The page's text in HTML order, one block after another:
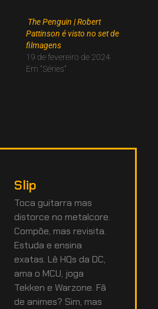
The Penguin | Robert
Pattinson é visto no set de
filmagens
19 de fevereiro de 2024
Em "Séries"
Slip
Toca guitarra mas
distorce no metalcore.
Compõe, mas revisita.
Estuda e ensina
exatas. Lê HQs da DC,
ama o MCU, joga
Tekken e Warzone. Fã
de animes? Sim, mas